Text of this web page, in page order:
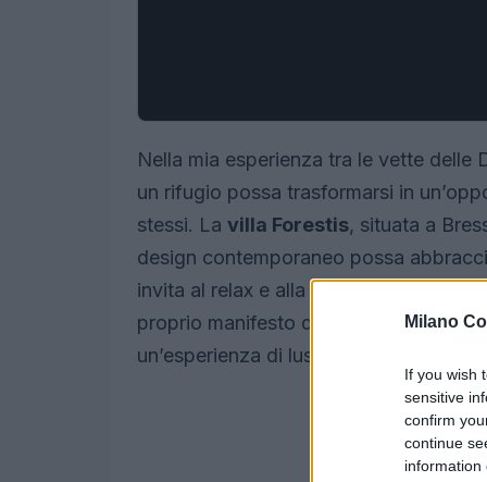
Milano
If you wish
sensitive
confirm
continue
information
Nella mia esperienza tra le vette delle
un rifugio possa trasformarsi in
stessi. La villa Forestis, situata a
design contemporaneo possa
invita al relax e alla meditazione.
proprio manifesto dell’ospitalità
un’esperienza di lusso in totale